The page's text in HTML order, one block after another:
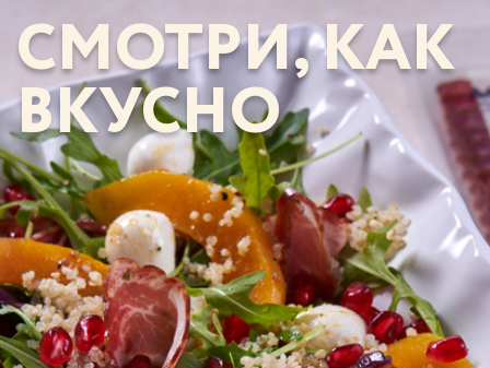
СМОТРИ, КАК
ВКУСНО